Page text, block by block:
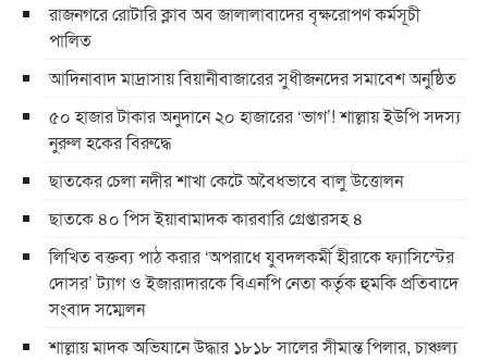
রাজনগরে রোটারি ক্লাব অব জালালাবাদের বৃক্ষরোপণ কর্মসূচী
পালিত
আদিনাবাদ মাদ্রাসায় বিয়ানীবাজারের সুধীজনদের সমাবেশ অনুষ্ঠিত
৫০ হাজার টাকার অনুদানে ২০ হাজারের ‘ভাগ’! শাল্লায় ইউপি সদস্য
নুরুল হকের বিরুদ্ধে
ছাতকের চেলা নদীর শাখা কেটে অবৈধভাবে বালু উত্তোলন
ছাতকে ৪০ পিস ইয়াবামাদক কারবারি গ্রেপ্তারসহ ৪
লিখিত বক্তব্য পাঠ করার ‘অপরাধে যুবদলকর্মী হীরাকে ফ্যাসিস্টের
দোসর’ ট্যাগ ও ইজারাদারকে বিএনপি নেতা কর্তৃক হুমকি প্রতিবাদে
সংবাদ সম্মেলন
শাল্লায় মাদক অভিযানে উদ্ধার ১৮১৮ সালের সীমান্ত পিলার, চাঞ্চল্য